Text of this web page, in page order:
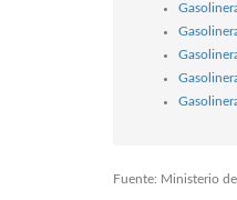
Fuente: Ministerio